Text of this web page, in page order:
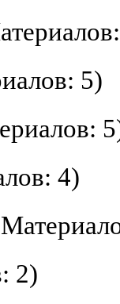
5)
4)
2)